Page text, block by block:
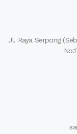
Jl. Raya Serpong